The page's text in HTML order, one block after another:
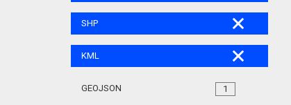
SHP
KML
1
GEOJSON